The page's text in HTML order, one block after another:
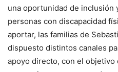
una oportunidad de inclusión
personas con discapacidad
aportar, las familias de
dispuesto distintos canales
apoyo directo, con el